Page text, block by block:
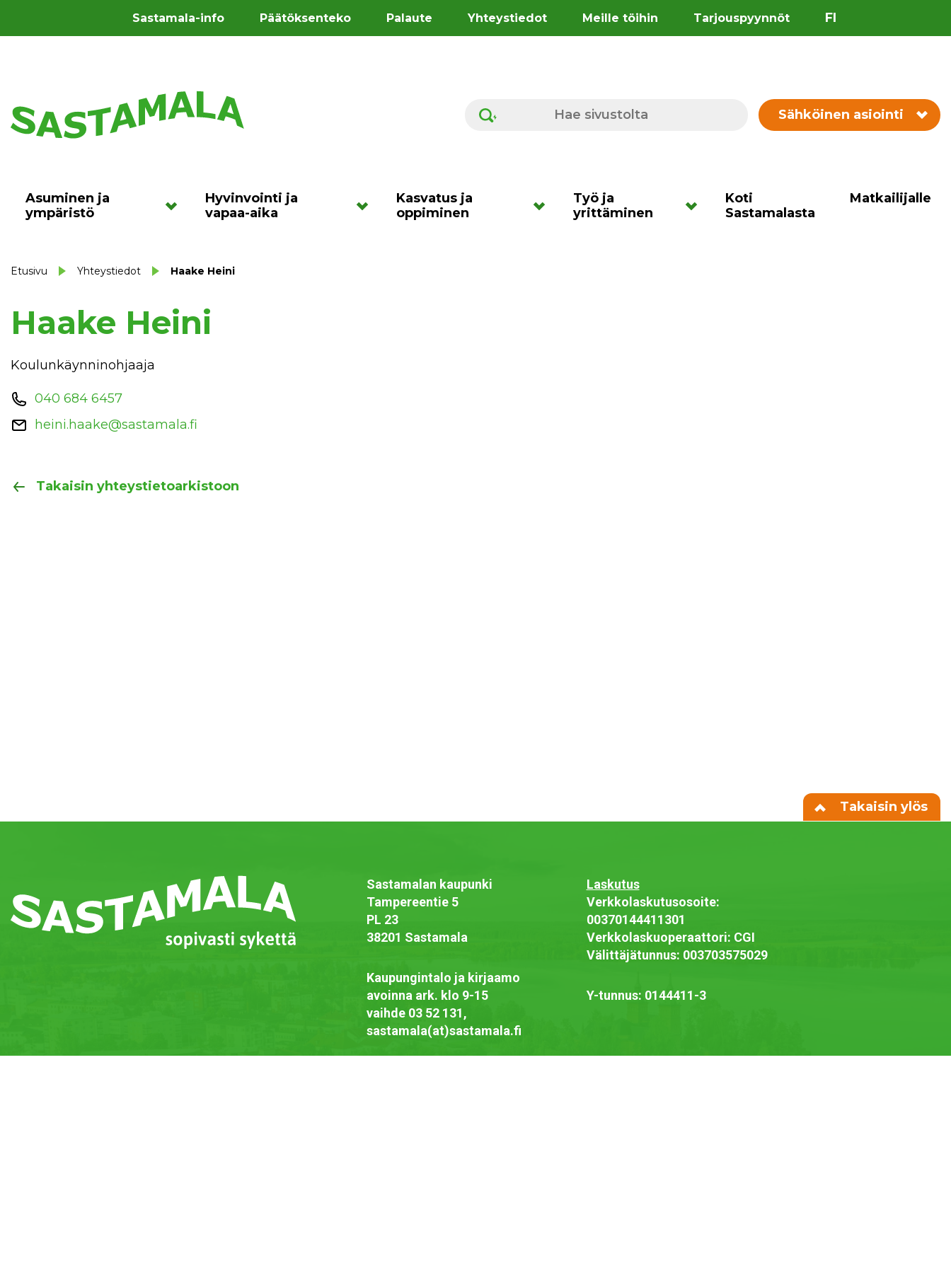
Sastamala-info Päätöksenteko Palaute Yhteystiedot Meille töihin Tarjouspyynnöt FI
Hae sivustolta Sähköinen asiointi
Asuminen ja
ympäristö
Hyvinvointi ja
vapaa-aika
Kasvatus ja
oppiminen
Työ ja
yrittäminen
Koti
Sastamalasta
Matkailijalle
Etusivu Yhteystiedot Haake Heini
Haake Heini
Koulunkäynninohjaaja
040 684 6457
heini.haake@sastamala.fi
Takaisin yhteystietoarkistoon
Takaisin ylös
Sastamalan kaupunki
Tampereentie 5
PL 23
38201 Sastamala
Kaupungintalo ja kirjaamo
avoinna ark. klo 9-15
vaihde 03 52 131,
sastamala(at)sastamala.fi
Laskutus
Verkkolaskutusosoite:
00370144411301
Verkkolaskuoperaattori: CGI
Välittäjätunnus: 003703575029
Y-tunnus: 0144411-3